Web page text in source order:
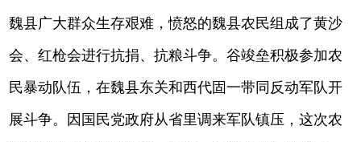
魏县广大群众生存艰难，愤怒的魏县农民组成了黄沙
会、红枪会进行抗捐、抗粮斗争。谷竣垒积极参加农
民暴动队伍，在魏县东关和西代固一带同反动军队开
展斗争。因国民党政府从省里调来军队镇压，这次农